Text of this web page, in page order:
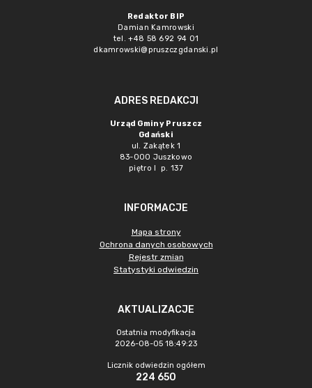
Redaktor BIP
Damian Kamrowski
tel. +48 58 692 94 01
dkamrowski@pruszczgdanski.pl
ADRES REDAKCJI
Urząd Gminy Pruszcz
Gdański
ul. Zakątek 1
83-000 Juszkowo
piętro I p. 137
INFORMACJE
Mapa strony
Ochrona danych osobowych
Rejestr zmian
Statystyki odwiedzin
AKTUALIZACJE
Ostatnia modyfikacja
2026-08-05 18:49:23
Licznik odwiedzin ogółem
224 650